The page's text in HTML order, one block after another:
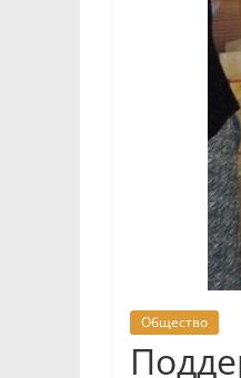
Общество